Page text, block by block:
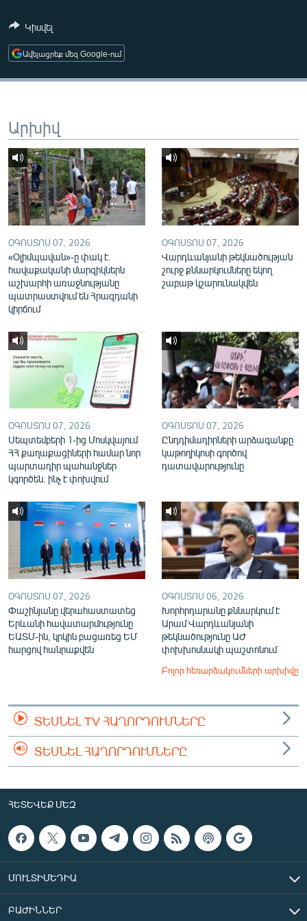
ՄՇԱԿՈՒՅԹ
ՍՊՈՐՏ
ՄԵԿՆԱԲԱՆՈՒԹՅՈՒՆ
ԿՈՐՈՆԱՎԻՐՈՒՍ
ԱՐԽԻՎ
ՏԵՍԱՆՅՈՒԹԵՐ
ԲԱՆԱՎԵՃ
ՓՈԴՔԱՍԹ
Հայերեն
English
Русский
ՀԵՏԵՎԵՔ ՄԵԶ
«Ազատության» բոլոր կայքերը
Կիսվել
Ավելացրեք մեզ Google-ում
Արխիվ
ՕԳՈՍՏՈՍ 07, 2026
«Օլիմպավան»-ը փակ է.
հավաքականի մարզիկներն
աշխարհի առաջնությանը
պատրաստվում են Հրազդանի
կիրճում
ՕԳՈՍՏՈՍ 07, 2026
Վարդևանյանի թեկնածության
շուրջ քննարկումները եկող
շաբաթ կշարունակվեն
ՕԳՈՍՏՈՍ 07, 2026
Սեպտեմբերի 1-ից Մոսկվայում
ՀՀ քաղաքացիների համար նոր
պարտադիր պահանջներ
կգործեն. ինչ է փոխվում
ՕԳՈՍՏՈՍ 07, 2026
Ընդդիմադիրների արձագանքը
կաթողիկոսի գործով
դատավարությունը
ՕԳՈՍՏՈՍ 07, 2026
Փաշինյանը վերահաստատեց
Երևանի հավատարմությունը
ԵԱՏՄ-ին, կրկին բացառեց ԵՄ
հարցով հանրաքվեն
ՕԳՈՍՏՈՍ 06, 2026
Խորհրդարանը քննարկում է
Արամ Վարդևանյանի
թեկնածությունը ԱԺ
փոխխոսնակի պաշտոնում
Բոլոր հեռարձակումների արխիվը
ՏԵՍՆԵԼ TV ՀԱՂՈՐԴՈՒՄՆԵՐԸ
ՏԵՍՆԵԼ ՀԱՂՈՐԴՈՒՄՆԵՐԸ
ՀԵՏԵՎԵՔ ՄԵԶ
ՄՈՒԼՏԻՄԵԴԻԱ
ԲԱԺԻՆՆԵՐ